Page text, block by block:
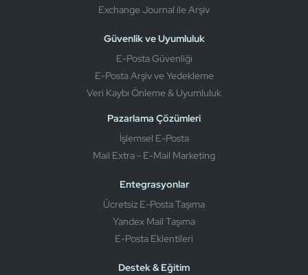
Exchange Journal ile Arşiv
Güvenlik ve Uyumluluk
E-Posta Güvenliği
E-Posta Arşiv ve Yedekleme
Veri Kaybı Önleme & Uyumluluk
Pazarlama Çözümleri
İşlemsel E-Posta
Mail Extra - E-Mail Marketing
Entegrasyonlar
Ücretsiz E-Posta Taşıma
Yandex Mail Taşıma
E-Posta Eklentileri
Destek & Eğitim